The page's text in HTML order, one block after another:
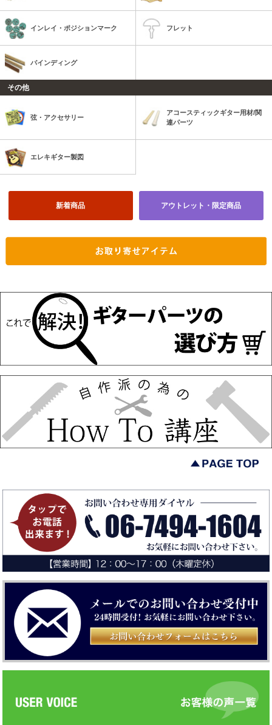
インレイ・ポジションマーク フレット
バインディング
その他
弦・アクセサリー
アコースティックギター用材/関
連パーツ
エレキギター製図
新着商品 アウトレット・限定商品